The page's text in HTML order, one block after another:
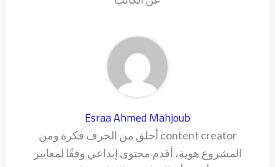
Esraa Ahmed Mahjoub
content creator أخلق من الحرف فكرة ومن
المشروع هوية، أقدم محتوى إبداعي وفقًا لمعايير